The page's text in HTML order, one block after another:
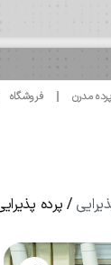
پرده مدرن فروشگاه
/ پرده